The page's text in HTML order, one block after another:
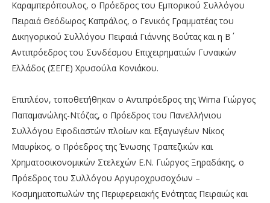
Καραμπερόπουλος, ο Πρόεδρος του Εμπορικού Συλλόγου
Πειραιά Θεόδωρος Καπράλος, ο Γενικός Γραμματέας του
Δικηγορικού Συλλόγου Πειραιά Γιάννης Βούτας και η Β΄
Αντιπρόεδρος του Συνδέσμου Επιχειρηματιών Γυναικών
Ελλάδος (ΣΕΓΕ) Χρυσούλα Κονιάκου.
Επιπλέον, τοποθετήθηκαν ο Αντιπρόεδρος της Wima Γιώργος
Παπαμανώλης-Ντόζας, ο Πρόεδρος του Πανελλήνιου
Συλλόγου Εφοδιαστών πλοίων και Εξαγωγέων Νίκος
Μαυρίκος, o Πρόεδρος της Ένωσης Τραπεζικών και
Χρηματοοικονομικών Στελεχών Ε.Ν. Γιώργος Ξηραδάκης, ο
Πρόεδρος του Συλλόγου Αργυροχρυσοχόων –
Κοσμηματοπωλών της Περιφερειακής Ενότητας Πειραιώς και